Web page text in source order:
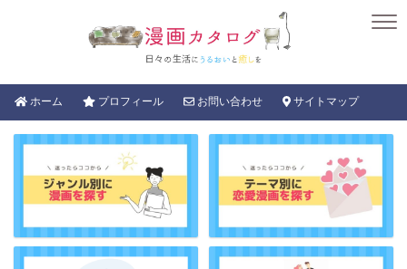
ホーム プロフィール お問い合わせ サイトマップ